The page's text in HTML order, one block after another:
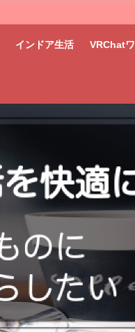
インドア生活 VRChat